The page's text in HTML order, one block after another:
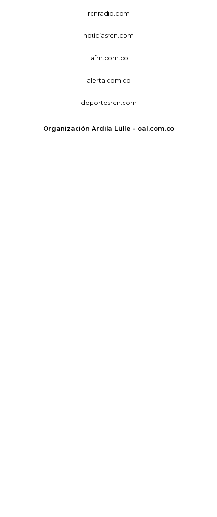
rcnradio.com
noticiasrcn.com
lafm.com.co
alerta.com.co
deportesrcn.com
Organización Ardila Lülle - oal.com.co